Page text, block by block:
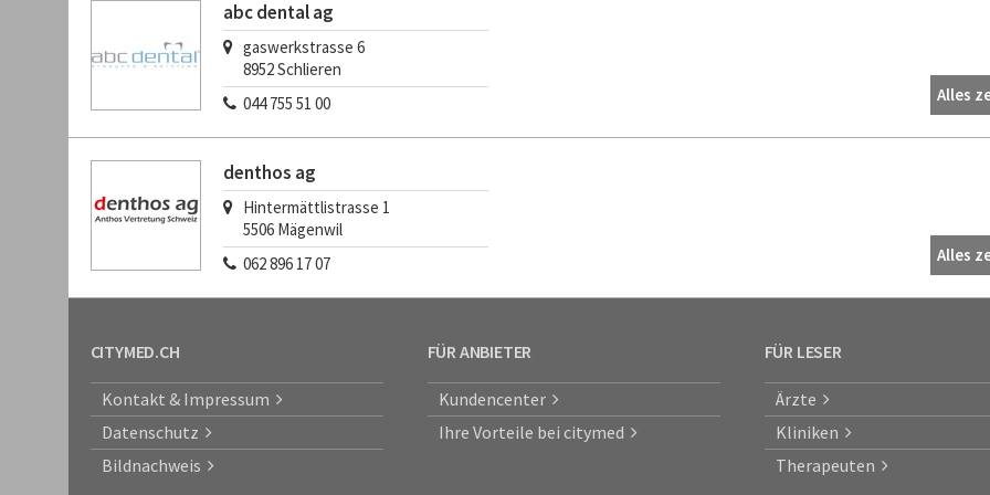
abc dental ag
gaswerkstrasse 6
8952Schlieren
044 755 51 00
Alles
denthos ag
Hintermättlistrasse 1
5506 Mägenwil
062 896 17 07
Alles
CITYMED.CH
Kontakt & Impressum
Datenschutz
Bildnachweis
FÜR ANBIETER
Kundencenter
Ihre Vorteile bei citymed
FÜR LESER
Ärzte
Kliniken
Therapeuten